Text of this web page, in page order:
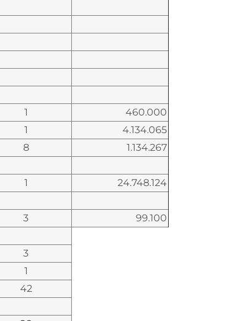
1
460.000
1
4.134.065
8
1.134.267
1
24.748.124
3
99.100
3
1
42